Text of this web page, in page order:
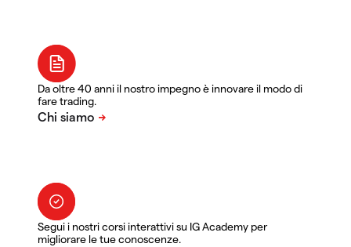
Da oltre 40 anni il nostro impegno è innovare il modo di
fare trading.
Segui i nostri corsi interattivi su IG Academy per
migliorare le tue conoscenze.